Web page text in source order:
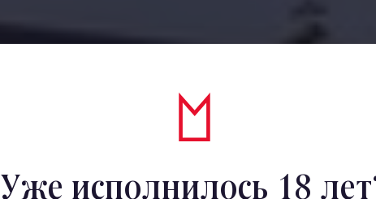
Уже исполнилось 18